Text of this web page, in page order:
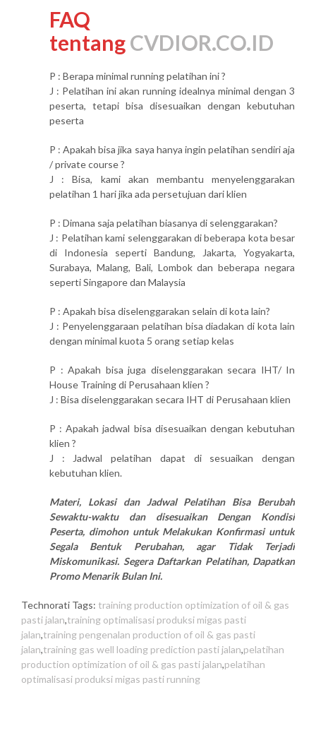
FAQ
tentangCVDIOR.CO.ID
P : Berapa minimal running pelatihan ini ?
J : Pelatihan ini akan running idealnya minimal dengan 3
peserta, tetapi bisa disesuaikan dengan kebutuhan
peserta
P : Apakah bisa jika saya hanya ingin pelatihan sendiri aja
/ private course ?
J : Bisa, kami akan membantu menyelenggarakan
pelatihan 1 hari jika ada persetujuan dari klien
P : Dimana saja pelatihan biasanya di selenggarakan?
J : Pelatihan kami selenggarakan di beberapa kota besar
di Indonesia seperti Bandung, Jakarta, Yogyakarta,
Surabaya, Malang, Bali, Lombok dan beberapa negara
seperti Singapore dan Malaysia
P : Apakah bisa diselenggarakan selain di kota lain?
J : Penyelenggaraan pelatihan bisa diadakan di kota lain
dengan minimal kuota 5 orang setiap kelas
P : Apakah bisa juga diselenggarakan secara IHT/ In
House Training di Perusahaan klien ?
J : Bisa diselenggarakan secara IHT di Perusahaan klien
P : Apakah jadwal bisa disesuaikan dengan kebutuhan
klien ?
J : Jadwal pelatihan dapat di sesuaikan dengan
kebutuhan klien.
Materi, Lokasi dan Jadwal Pelatihan Bisa Berubah
Sewaktu-waktu dan disesuaikan Dengan Kondisi
Peserta, dimohon untuk Melakukan Konfirmasi untuk
Segala Bentuk Perubahan, agar Tidak Terjadi
Miskomunikasi. Segera Daftarkan Pelatihan, Dapatkan
Promo Menarik Bulan Ini.
Technorati Tags: training production optimization of oil & gas
pasti jalan,training optimalisasi produksi migas pasti
jalan,training pengenalan production of oil & gas pasti
jalan,training gas well loading prediction pasti jalan,pelatihan
production optimization of oil & gas pasti jalan,pelatihan
optimalisasi produksi migas pasti running